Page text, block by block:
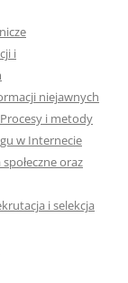
i
niejawnych
i metody
w Internecie
oraz
i selekcja